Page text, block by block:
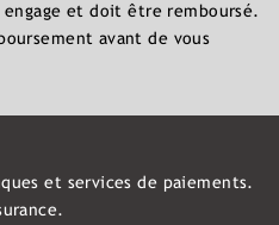
et doit être remboursé.
avant de vous
et services de paiements.